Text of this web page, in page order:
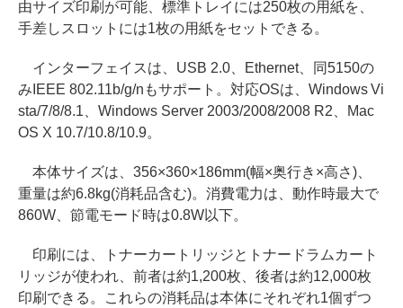
由サイズ印刷が可能、標準トレイには250枚の用紙を、
手差しスロットには1枚の用紙をセットできる。
インターフェイスは、USB 2.0、Ethernet、同5150の
みIEEE 802.11b/g/nもサポート。対応OSは、Windows Vi
sta/7/8/8.1、Windows Server 2003/2008/2008 R2、Mac
OS X 10.7/10.8/10.9。
本体サイズは、356×360×186mm(幅×奥行き×高さ)、
重量は約6.8kg(消耗品含む)。消費電力は、動作時最大で
860W、節電モード時は0.8W以下。
印刷には、トナーカートリッジとトナードラムカート
リッジが使われ、前者は約1,200枚、後者は約12,000枚
印刷できる。これらの消耗品は本体にそれぞれ1個ずつ